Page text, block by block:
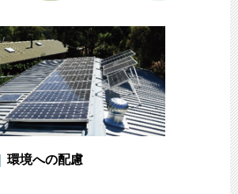
環境への配慮